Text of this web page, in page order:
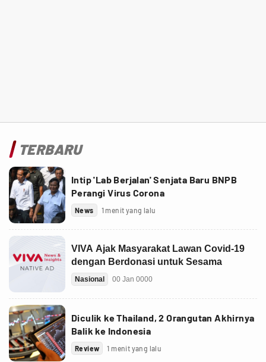
TERBARU
Intip 'Lab Berjalan' Senjata Baru BNPB
Perangi Virus Corona
News 1 menit yang lalu
Diculik ke Thailand, 2 Orangutan Akhirnya
Balik ke Indonesia
Review 1 menit yang lalu